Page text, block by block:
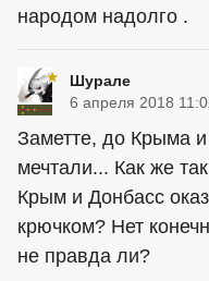
народом надолго .
Шурале
6 апреля 2018
Заметте, до Крыма
мечтали... Как же
Крым и Донбасс
крючком? Нет
не правда ли?